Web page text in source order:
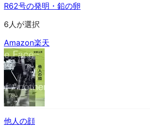
R62号の発明・鉛の卵
6人が選択
Amazon楽天
他人の顔